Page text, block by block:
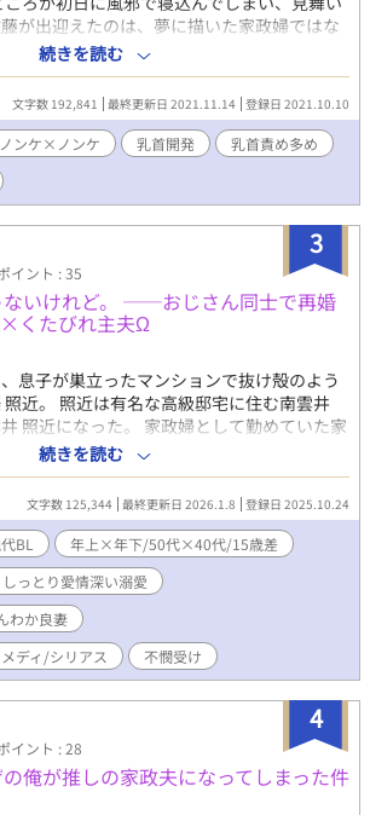
てみるも素っ気なく断られる。 どこにい
々を三ヶ月。 ついに決定的な出来事が起
員たちに呼び出され、婚約者には愛する人
しろと罵倒される。 傷ついた皇大郎に追
な出来事が。 そしてようやく決意した。
やろう、と。 クズなアルファ(？)に愛想
めなオメガのシリアスありのラブコメデ
！！
が出迎えたのは、夢に描いた家政婦ではな
スペックな家政夫の市井（いちい）だっ
とった行動で市井はとんでもない勘違いの
。 家政夫（攻）×リーマン（受）の現代Ｂ
他サイトでも投稿しております。（タイト
す」）
続きを読む
文字数 192,841 最終更新日 2021.11.14 登録日 2021.10.10
ノンケ×ノンケ 乳首開発
乳首責め多め
3
イント : 35
ないけれど。 ──おじさん同士で再婚
くたびれ主夫Ω
息子が巣立ったマンションで抜け殻のよう
近。 照近は有名な高級邸宅に住む南雲井
照近になった。 家政婦として勤めていた家
近は、英一が喜んでいるのを見て密かに驚
で裏切られ、三人の子供とは関係がぎこち
暮らすのが退屈で、きまぐれに照近へ求婚し
からだ。 αとΩでありながら性的な関係への
ばしば混乱するのだった。 おだやかな隠居
が傷付いていて、英一に癒やされているこ
分が、どれだけ英一の心の支えになってい
のことを愛していたが、元義母に言われた
」である罪悪感が素直になることを難しく
き、週刊誌が《財産目的でαを誘惑した元
告発し、ネットにまで火がついて根拠のな
続きを読む
文字数 125,344 最終更新日 2026.1.8 登録日 2025.10.24
BL
年上×年下/50代×40代/15歳差
しっとり愛情深い溺愛
わか良妻
ディ/シリアス
不憫受け
4
イント : 28
の俺が推しの家政夫になってしまった件